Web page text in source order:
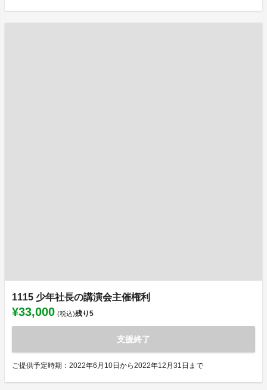
1115 少年社長の講演会主催権利
¥33,000 (税込)残り5
支援終了
ご提供予定時期：2022年6月10日から2022年12月31日まで